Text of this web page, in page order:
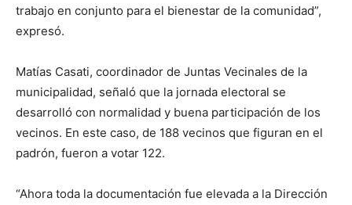
trabajo en conjunto para el bienestar de la comunidad”,
expresó.
Matías Casati, coordinador de Juntas Vecinales de la
municipalidad, señaló que la jornada electoral se
desarrolló con normalidad y buena participación de los
vecinos. En este caso, de 188 vecinos que figuran en el
padrón, fueron a votar 122.
“Ahora toda la documentación fue elevada a la Dirección